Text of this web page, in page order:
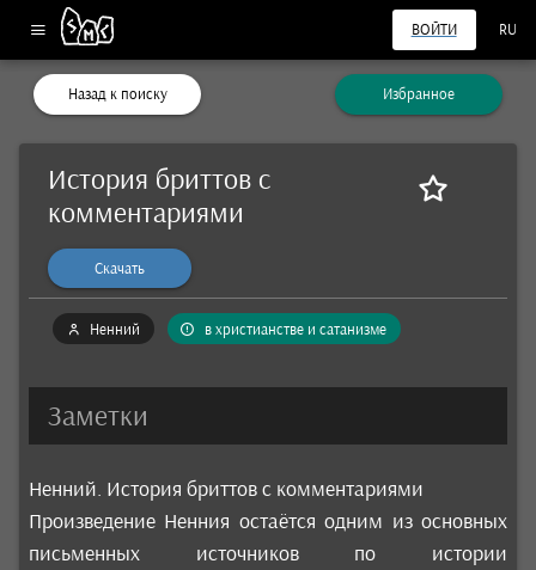
ВОЙТИ RU
Назад к поиску Избранное
История бриттов с
комментариями
Скачать
Ненний в христианстве и сатанизме
Заметки
Ненний. История бриттов с комментариями
Произведение Ненния остаётся одним из основных
письменных источников по истории